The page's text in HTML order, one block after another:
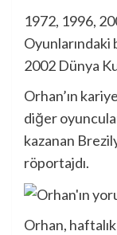
1972, 1996,
Oyunlarındaki
2002 Dünya
Orhan’ın
diğer
kazanan
röportajdı.
Orhan,